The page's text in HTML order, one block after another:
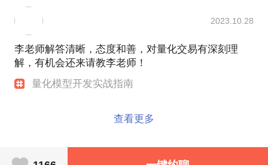
2023.10.28
李老师解答清晰，态度和善，对量化交易有深刻理
解，有机会还来请教李老师！
量化模型开发实战指南
查看更多